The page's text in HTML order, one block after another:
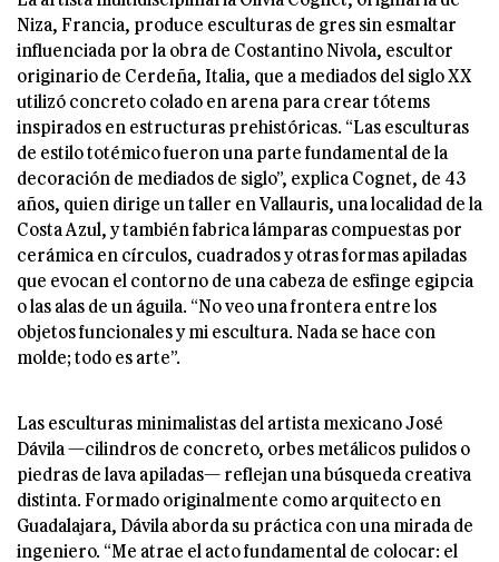
Niza, Francia, produce esculturas de gres sin esmaltar
influenciada por la obra de Costantino Nivola, escultor
originario de Cerdeña, Italia, que a mediados del siglo XX
utilizó concreto colado en arena para crear tótems
inspirados en estructuras prehistóricas. “Las esculturas
de estilo totémico fueron una parte fundamental de la
decoración de mediados de siglo”, explica Cognet, de 43
años, quien dirige un taller en Vallauris, una localidad de la
Costa Azul, y también fabrica lámparas compuestas por
cerámica en círculos, cuadrados y otras formas apiladas
que evocan el contorno de una cabeza de esfinge egipcia
o las alas de un águila. “No veo una frontera entre los
objetos funcionales y mi escultura. Nada se hace con
molde; todo es arte”.
Las esculturas minimalistas del artista mexicano José
Dávila —cilindros de concreto, orbes metálicos pulidos o
piedras de lava apiladas— reflejan una búsqueda creativa
distinta. Formado originalmente como arquitecto en
Guadalajara, Dávila aborda su práctica con una mirada de
ingeniero. “Me atrae el acto fundamental de colocar: el